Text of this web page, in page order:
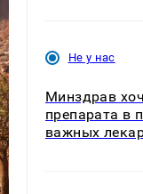
Не у нас
Минздрав
препарата в
важных